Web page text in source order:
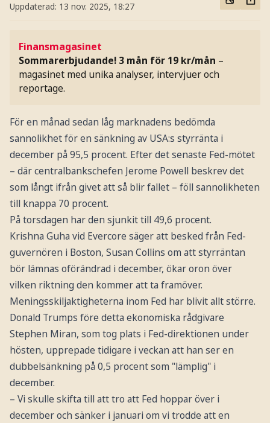
Uppdaterad: 13 nov. 2025, 18:27
Finansmagasinet
Sommarerbjudande! 3 mån för 19 kr/mån –
magasinet med unika analyser, intervjuer och
reportage.
För en månad sedan låg marknadens bedömda
sannolikhet för en sänkning av USA:s styrränta i
december på 95,5 procent. Efter det senaste Fed-mötet
– där centralbankschefen Jerome Powell beskrev det
som långt ifrån givet att så blir fallet – föll sannolikheten
till knappa 70 procent.
På torsdagen har den sjunkit till 49,6 procent.
Krishna Guha vid Evercore säger att besked från Fed-
guvernören i Boston, Susan Collins om att styrräntan
bör lämnas oförändrad i december, ökar oron över
vilken riktning den kommer att ta framöver.
Meningsskiljaktigheterna inom Fed har blivit allt större.
Donald Trumps före detta ekonomiska rådgivare
Stephen Miran, som tog plats i Fed-direktionen under
hösten, upprepade tidigare i veckan att han ser en
dubbelsänkning på 0,5 procent som "lämplig" i
december.
– Vi skulle skifta till att tro att Fed hoppar över i
december och sänker i januari om vi trodde att en